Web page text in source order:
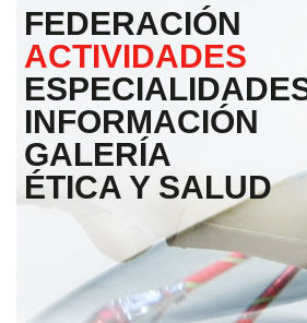
FEDERACIÓN
ACTIVIDADES
INFORMACIÓN
GALERÍA
ÉTICA Y SALUD